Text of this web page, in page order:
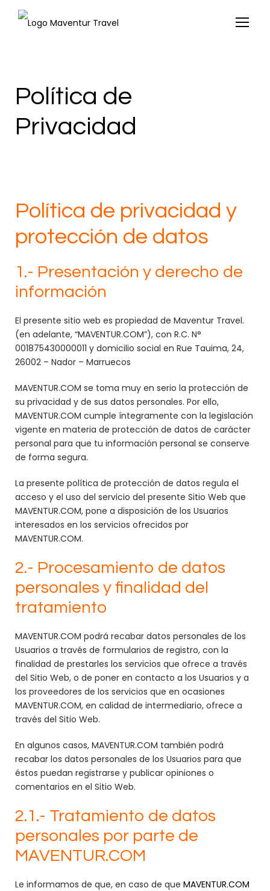
Política de
Privacidad
Política de privacidad y
protección de datos
1.- Presentación y derecho de
información
El presente sitio web es propiedad de Maventur Travel.
(en adelante, “MAVENTUR.COM”), con R.C. N°
001875430000011 y domicilio social en Rue Tauima, 24,
26002 – Nador – Marruecos
MAVENTUR.COM se toma muy en serio la protección de
su privacidad y de sus datos personales. Por ello,
MAVENTUR.COM cumple íntegramente con la legislación
vigente en materia de protección de datos de carácter
personal para que tu información personal se conserve
de forma segura.
La presente política de protección de datos regula el
acceso y el uso del servicio del presente Sitio Web que
MAVENTUR.COM, pone a disposición de los Usuarios
interesados en los servicios ofrecidos por
MAVENTUR.COM.
2.- Procesamiento de datos
personales y finalidad del
tratamiento
MAVENTUR.COM podrá recabar datos personales de los
Usuarios a través de formularios de registro, con la
finalidad de prestarles los servicios que ofrece a través
del Sitio Web, o de poner en contacto a los Usuarios y a
los proveedores de los servicios que en ocasiones
MAVENTUR.COM, en calidad de intermediario, ofrece a
través del Sitio Web.
En algunos casos, MAVENTUR.COM también podrá
recabar los datos personales de los Usuarios para que
éstos puedan registrarse y publicar opiniones o
comentarios en el Sitio Web.
2.1.- Tratamiento de datos
personales por parte de
MAVENTUR.COM
Le informamos de que, en caso de que MAVENTUR.COM